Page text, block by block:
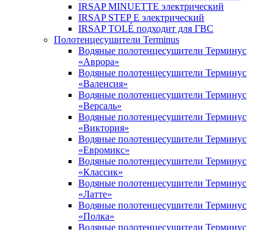
IRSAP MINUETTE электрический
IRSAP STEP E электрический
IRSAP TOLÉ подходит для ГВС
Полотенцесушители Terminus
Водяные полотенцесушители Терминус
«Аврора»
Водяные полотенцесушители Терминус
«Валенсия»
Водяные полотенцесушители Терминус
«Версаль»
Водяные полотенцесушители Терминус
«Виктория»
Водяные полотенцесушители Терминус
«Евромикс»
Водяные полотенцесушители Терминус
«Классик»
Водяные полотенцесушители Терминус
«Латте»
Водяные полотенцесушители Терминус
«Полка»
Водяные полотенцесушители Терминус